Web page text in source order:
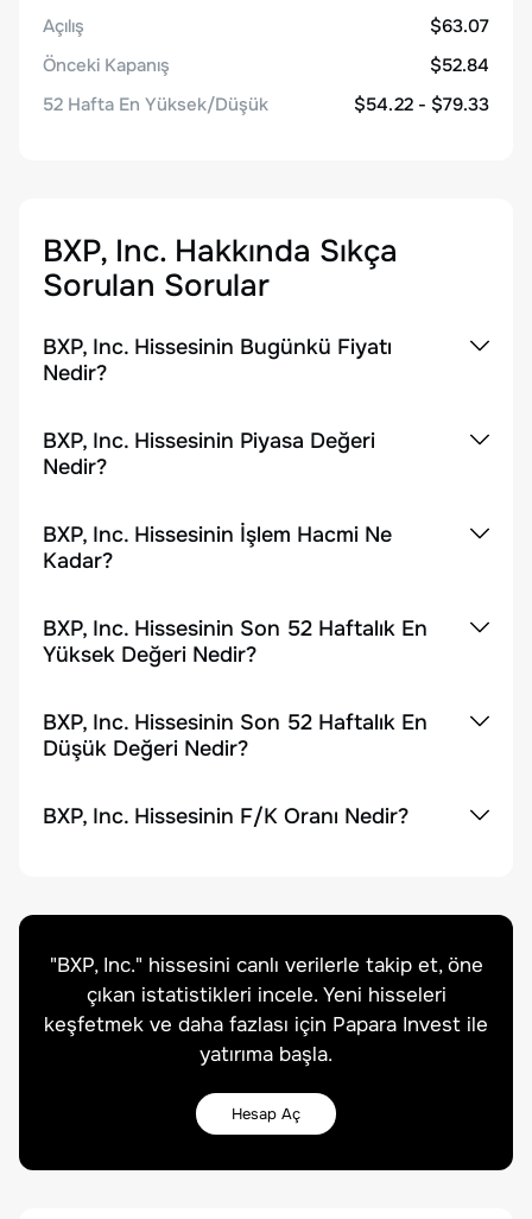
Açılış
$63.07
Önceki Kapanış
$52.84
52 Hafta En Yüksek/Düşük
$54.22 - $79.33
BXP, Inc. Hakkında Sıkça
Sorulan Sorular
BXP, Inc. Hissesinin Bugünkü Fiyatı
Nedir?
BXP, Inc. Hissesinin Piyasa Değeri
Nedir?
BXP, Inc. Hissesinin İşlem Hacmi Ne
Kadar?
BXP, Inc. Hissesinin Son 52 Haftalık En
Yüksek Değeri Nedir?
BXP, Inc. Hissesinin Son 52 Haftalık En
Düşük Değeri Nedir?
BXP, Inc. Hissesinin F/K Oranı Nedir?
"BXP, Inc." hissesini canlı verilerle takip et, öne
çıkan istatistikleri incele. Yeni hisseleri
keşfetmek ve daha fazlası için Papara Invest ile
yatırıma başla.
Hesap Aç